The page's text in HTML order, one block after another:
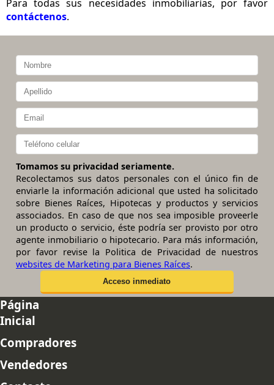
Para todas sus necesidades inmobiliarias, por favor
contáctenos.
Tomamos su privacidad seriamente.
Recolectamos sus datos personales con el único fin de
enviarle la información adicional que usted ha solicitado
sobre Bienes Raíces, Hipotecas y productos y servicios
associados. En caso de que nos sea imposible proveerle
un producto o servicio, éste podría ser provisto por otro
agente inmobiliario o hipotecario. Para más información,
por favor revise la Politica de Privacidad de nuestros
websites de Marketing para Bienes Raíces.
Página
Inicial
Compradores
Vendedores